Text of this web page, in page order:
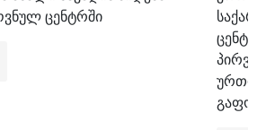
ცენტრში